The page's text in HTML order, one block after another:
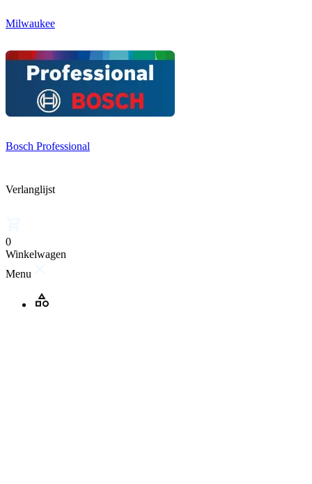
Milwaukee
Bosch Professional
Verlanglijst
0
Winkelwagen
Menu